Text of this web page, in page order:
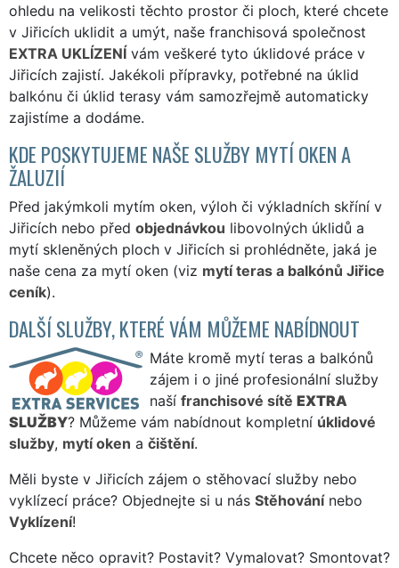
ohledu na velikosti těchto prostor či ploch, které chcete
v Jiřicích uklidit a umýt, naše franchisová společnost
EXTRA UKLÍZENÍ vám veškeré tyto úklidové práce v
Jiřicích zajistí. Jakékoli přípravky, potřebné na úklid
balkónu či úklid terasy vám samozřejmě automaticky
zajistíme a dodáme.
KDE POSKYTUJEME NAŠE SLUŽBY MYTÍ OKEN A
ŽALUZIÍ
Před jakýmkoli mytím oken, výloh či výkladních skříní v
Jiřicích nebo před objednávkou libovolných úklidů a
mytí skleněných ploch v Jiřicích si prohlédněte, jaká je
naše cena za mytí oken (viz mytí teras a balkónů Jiřice
ceník).
DALŠÍ SLUŽBY, KTERÉ VÁM MŮŽEME NABÍDNOUT
Máte kromě mytí teras a balkónů
zájem i o jiné profesionální služby
naší franchisové sítě EXTRA
SLUŽBY? Můžeme vám nabídnout kompletní úklidové
služby, mytí oken a čištění.
Měli byste v Jiřicích zájem o stěhovací služby nebo
vyklízecí práce? Objednejte si u nás Stěhovánínebo
Vyklízení!
Chcete něco opravit? Postavit? Vymalovat? Smontovat?